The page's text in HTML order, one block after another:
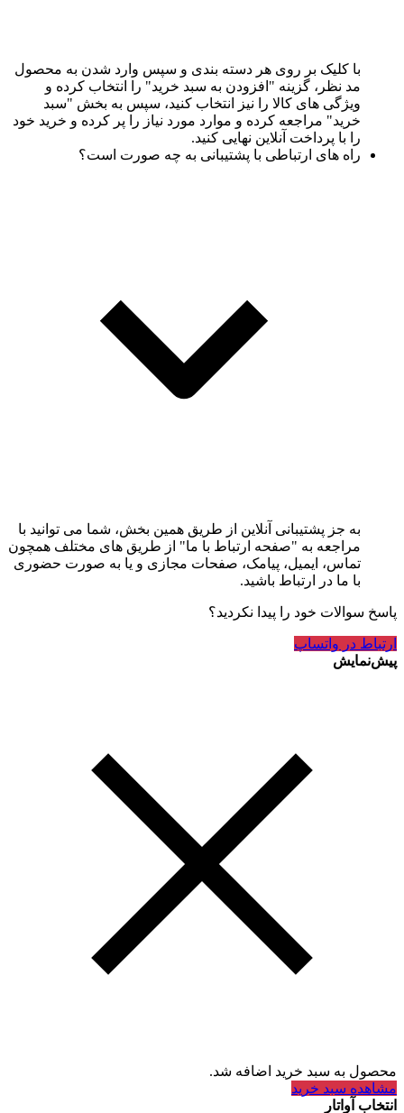
با کلیک بر روی هر دسته بندی و سپس وارد شدن به محصول
مد نظر، گزینه "افزودن به سبد خرید" را انتخاب کرده و
ویژگی های کالا را نیز انتخاب کنید، سپس به بخش "سبد
خرید" مراجعه کرده و موارد مورد نیاز را پر کرده و خرید خود
را با پرداخت آنلاین نهایی کنید.
راه های ارتباطی با پشتیبانی به چه صورت است؟
به جز پشتیبانی آنلاین از طریق همین بخش، شما می توانید با
مراجعه به "صفحه ارتباط با ما" از طریق های مختلف همچون
تماس، ایمیل، پیامک، صفحات مجازی و یا به صورت حضوری
با ما در ارتباط باشید.
پاسخ سوالات خود را پیدا نکردید؟
ارتباط در واتساپ
پیش‌نمایش
محصول به سبد خرید اضافه شد.
مشاهده سبد خرید
انتخاب آواتار